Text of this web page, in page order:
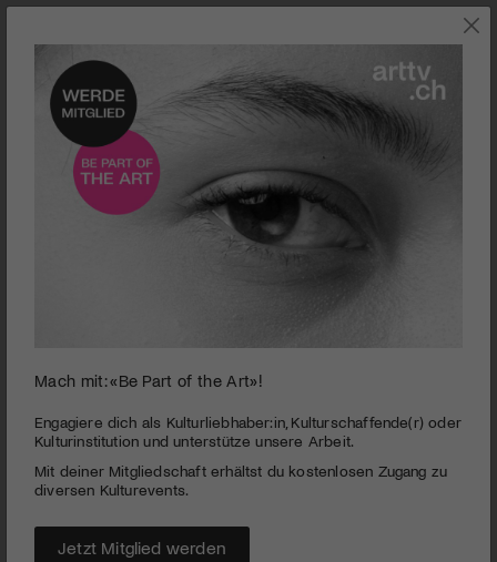
seconds
seconds
Kino l 1:1
PUBLIZIERT AM 26. JULI 2007
Parteien die Jugend für ihre Wahlpropaganda missbrauchen.
Filmstart: 26. Juli 2007
MEHR
Mach mit: «Be Part of the Art»!
Engagiere dich als Kulturliebhaber:in, Kulturschaffende(r) oder
Kulturinstitution und unterstütze unsere Arbeit.
Mit deiner Mitgliedschaft erhältst du kostenlosen Zugang zu
diversen Kulturevents.
Jetzt Mitglied werden